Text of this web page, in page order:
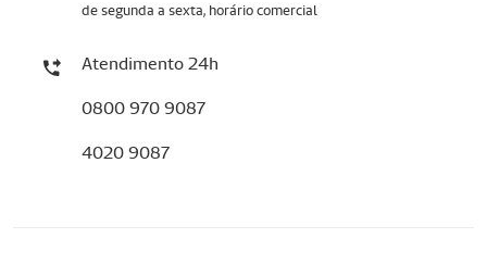
de segunda a sexta, horário comercial
Atendimento 24h
0800 970 9087
4020 9087